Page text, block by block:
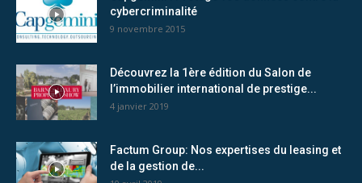
cybercriminalité
9 novembre 2015
Découvrez la 1ère édition du Salon de
l’immobilier international de prestige...
4 janvier 2019
Factum Group: Nos expertises du leasing et
de la gestion de...